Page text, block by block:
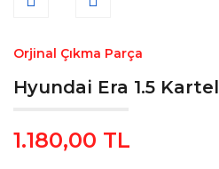
Orjinal Çıkma Parça
Hyundai Era 1.5 Kartel
1.180,00 TL